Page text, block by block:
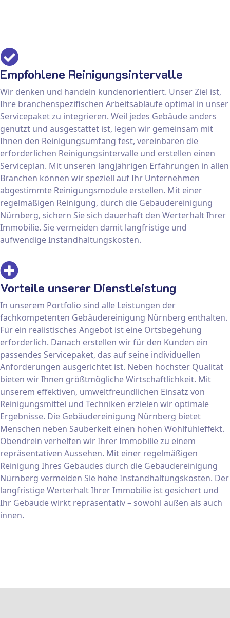
Empfohlene Reinigungsintervalle
Wir denken und handeln kundenorientiert. Unser Ziel ist,
Ihre branchenspezifischen Arbeitsabläufe optimal in unser
Servicepaket zu integrieren. Weil jedes Gebäude anders
genutzt und ausgestattet ist, legen wir gemeinsam mit
Ihnen den Reinigungsumfang fest, vereinbaren die
erforderlichen Reinigungsintervalle und erstellen einen
Serviceplan. Mit unseren langjährigen Erfahrungen in allen
Branchen können wir speziell auf Ihr Unternehmen
abgestimmte Reinigungsmodule erstellen. Mit einer
regelmäßigen Reinigung, durch die Gebäudereinigung
Nürnberg, sichern Sie sich dauerhaft den Werterhalt Ihrer
Immobilie. Sie vermeiden damit langfristige und
aufwendige Instandhaltungskosten.
Vorteile unserer Dienstleistung
In unserem Portfolio sind alle Leistungen der
fachkompetenten Gebäudereinigung Nürnberg enthalten.
Für ein realistisches Angebot ist eine Ortsbegehung
erforderlich. Danach erstellen wir für den Kunden ein
passendes Servicepaket, das auf seine individuellen
Anforderungen ausgerichtet ist. Neben höchster Qualität
bieten wir Ihnen größtmögliche Wirtschaftlichkeit. Mit
unserem effektiven, umweltfreundlichen Einsatz von
Reinigungsmittel und Techniken erzielen wir optimale
Ergebnisse. Die Gebäudereinigung Nürnberg bietet
Menschen neben Sauberkeit einen hohen Wohlfühleffekt.
Obendrein verhelfen wir Ihrer Immobilie zu einem
repräsentativen Aussehen. Mit einer regelmäßigen
Reinigung Ihres Gebäudes durch die Gebäudereinigung
Nürnberg vermeiden Sie hohe Instandhaltungskosten. Der
langfristige Werterhalt Ihrer Immobilie ist gesichert und
Ihr Gebäude wirkt repräsentativ – sowohl außen als auch
innen.